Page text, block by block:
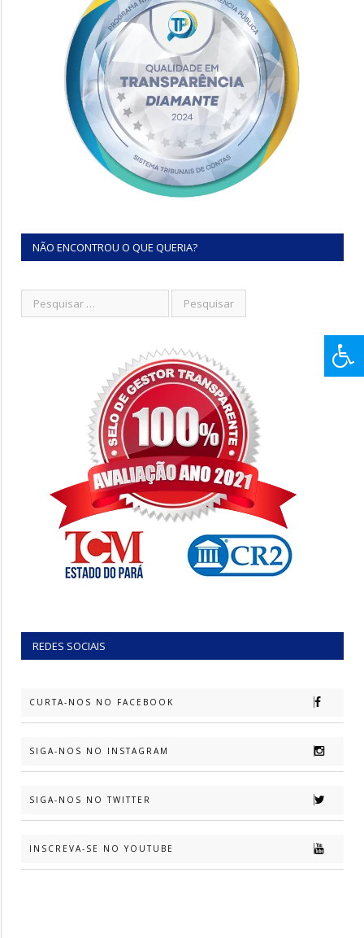
NÃO ENCONTROU O QUE QUERIA?
REDES SOCIAIS
CURTA-NOS NO FACEBOOK
SIGA-NOS NO INSTAGRAM
SIGA-NOS NO TWITTER
INSCREVA-SE NO YOUTUBE